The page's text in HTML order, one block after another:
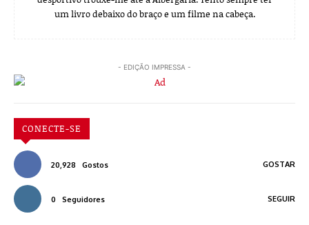
um livro debaixo do braço e um filme na cabeça.
- EDIÇÃO IMPRESSA -
CONECTE-SE
20,928 Gostos GOSTAR
0 Seguidores SEGUIR